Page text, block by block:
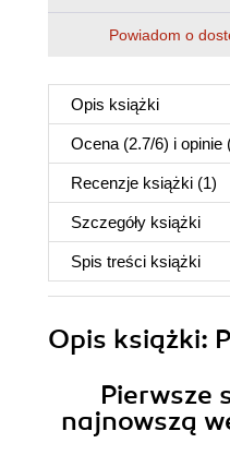
Powiadom o
Opis książki
Ocena (2.7/6) i opinie
Recenzje książki (1)
Szczegóły książki
Spis treści książki
Opis książki:
Pierwsze
najnowszą